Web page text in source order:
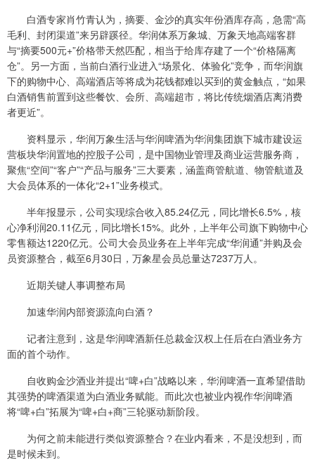
白酒专家肖竹青认为，摘要、金沙的真实年份酒库存高，急需“高
毛利、封闭渠道”来另辟蹊径。华润体系万象城、万象天地高端客群
与“摘要500元+”价格带天然匹配，相当于给库存建了一个“价格隔离
仓”。另一方面，当前白酒行业进入“场景化、体验化”竞争，而华润旗
下的购物中心、高端酒店等将成为花钱都难以买到的黄金触点，“如果
白酒销售前置到这些餐饮、会所、高端超市，将比传统烟酒店离消费
者更近”。
资料显示，华润万象生活与华润啤酒为华润集团旗下城市建设运
营板块华润置地的控股子公司，是中国物业管理及商业运营服务商，
聚焦“空间”“客户”“产品与服务”三大要素，涵盖商管航道、物管航道及
大会员体系的一体化“2+1”业务模式。
半年报显示，公司实现综合收入85.24亿元，同比增长6.5%，核
心净利润20.11亿元，同比增长15%。此外，上半年公司旗下购物中心
零售额达1220亿元。公司大会员业务在上半年完成“华润通”并购及会
员资源整合，截至6月30日，万象星会员总量达7237万人。
近期关键人事调整布局
加速华润内部资源流向白酒？
记者注意到，这是华润啤酒新任总裁金汉权上任后在白酒业务方
面的首个动作。
自收购金沙酒业并提出“啤+白”战略以来，华润啤酒一直希望借助
其强势的啤酒渠道为白酒业务赋能。而此次也被业内视作华润啤酒
将“啤+白”拓展为“啤+白+商”三轮驱动新阶段。
为何之前未能进行类似资源整合？在业内看来，不是没想到，而
是时候未到。